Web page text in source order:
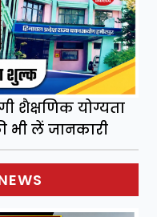
शैक्षणिक योग्यता
भी लें जानकारी